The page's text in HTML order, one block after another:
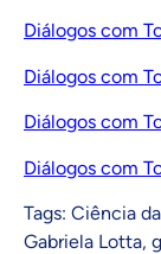
Diálogos com
Diálogos com
Diálogos com
Diálogos com
Tags: Ciência
Gabriela Lotta,